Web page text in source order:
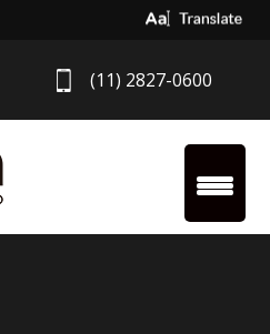
Select
(11) 2827-0600